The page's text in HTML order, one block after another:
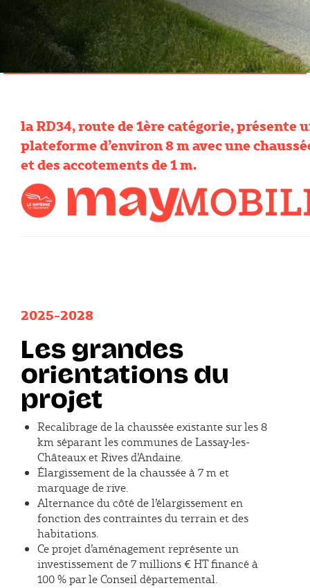
la RD34, route de 1ère catégorie, présente
plateforme d’environ 8 m avec une
et des accotements de 1 m.
2025-2028
Les grandes
orientations du
projet
Recalibrage de la chaussée existante sur les 8
km séparant les communes de Lassay-les-
Châteaux et Rives d’Andaine.
Élargissement de la chaussée à 7 m et
marquage de rive.
Alternance du côté de l’élargissement en
fonction des contraintes du terrain et des
habitations.
Ce projet d’aménagement représente un
investissement de 7 millions € HT financé à
100 % par le Conseil départemental.